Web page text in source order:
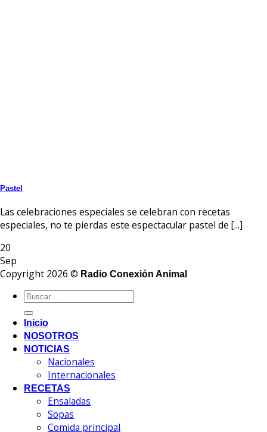
Pastel
Las celebraciones especiales se celebran con recetas
especiales, no te pierdas este espectacular pastel de [...]
20
Sep
Copyright 2026 © Radio Conexión Animal
Inicio
NOSOTROS
NOTICIAS
Nacionales
Internacionales
RECETAS
Ensaladas
Sopas
Comida principal